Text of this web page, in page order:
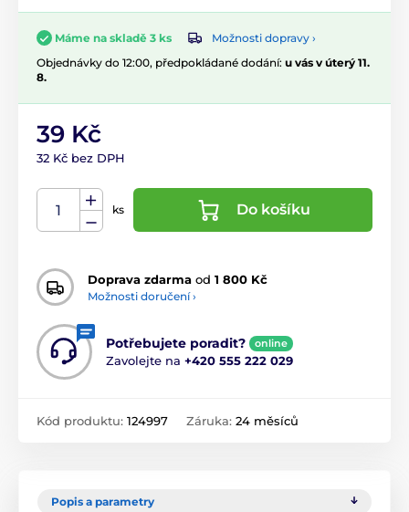
Máme na skladě 3 ks
Možnosti dopravy ›
Objednávky do 12:00, předpokládané dodání: u vás v úterý 11.
8.
39 Kč
32 Kč bez DPH
ks Do košíku
Doprava zdarma od 1 800 Kč
Možnosti doručení ›
Potřebujete poradit? online
Zavolejte na +420 555 222 029
Kód produktu: 124997 Záruka: 24 měsíců
Popis a parametry